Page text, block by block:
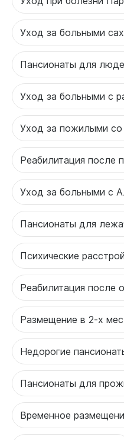
Уход за больными
Пансионаты для
Уход за больными с
Уход за пожилыми
Реабилитация после
Уход за больными с
Пансионаты для
Психические
Реабилитация после
Размещение в 2-х
Недорогие
Пансионаты для
Временное